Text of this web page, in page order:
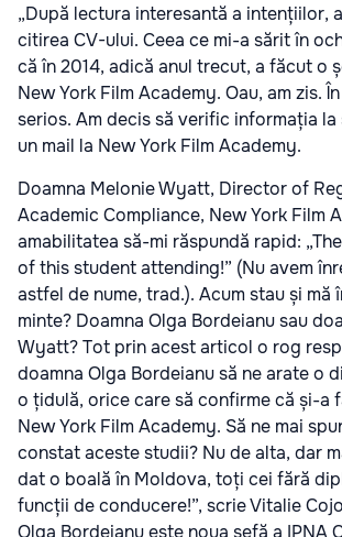
„După lectura interesantă a intențiilor,
citirea CV-ului. Ceea ce mi-a sărit în
că în 2014, adică anul trecut, a făcut o
New York Film Academy. Oau, am zis.
serios. Am decis să verific informația la
un mail la New York Film Academy.
Doamna Melonie Wyatt, Director of
Academic Compliance, New York Film
amabilitatea să-mi răspundă rapid:
of this student attending!” (Nu avem
astfel de nume, trad.). Acum stau și mă
minte? Doamna Olga Bordeianu sau
Wyatt? Tot prin acest articol o rog
doamna Olga Bordeianu să ne arate o
o țidulă, orice care să confirme că și-a
New York Film Academy. Să ne mai
constat aceste studii? Nu de alta, dar
dat o boală în Moldova, toți cei fără
funcții de conducere!”, scrie Vitalie
Olga Bordeianu este noua șefă a IPNA